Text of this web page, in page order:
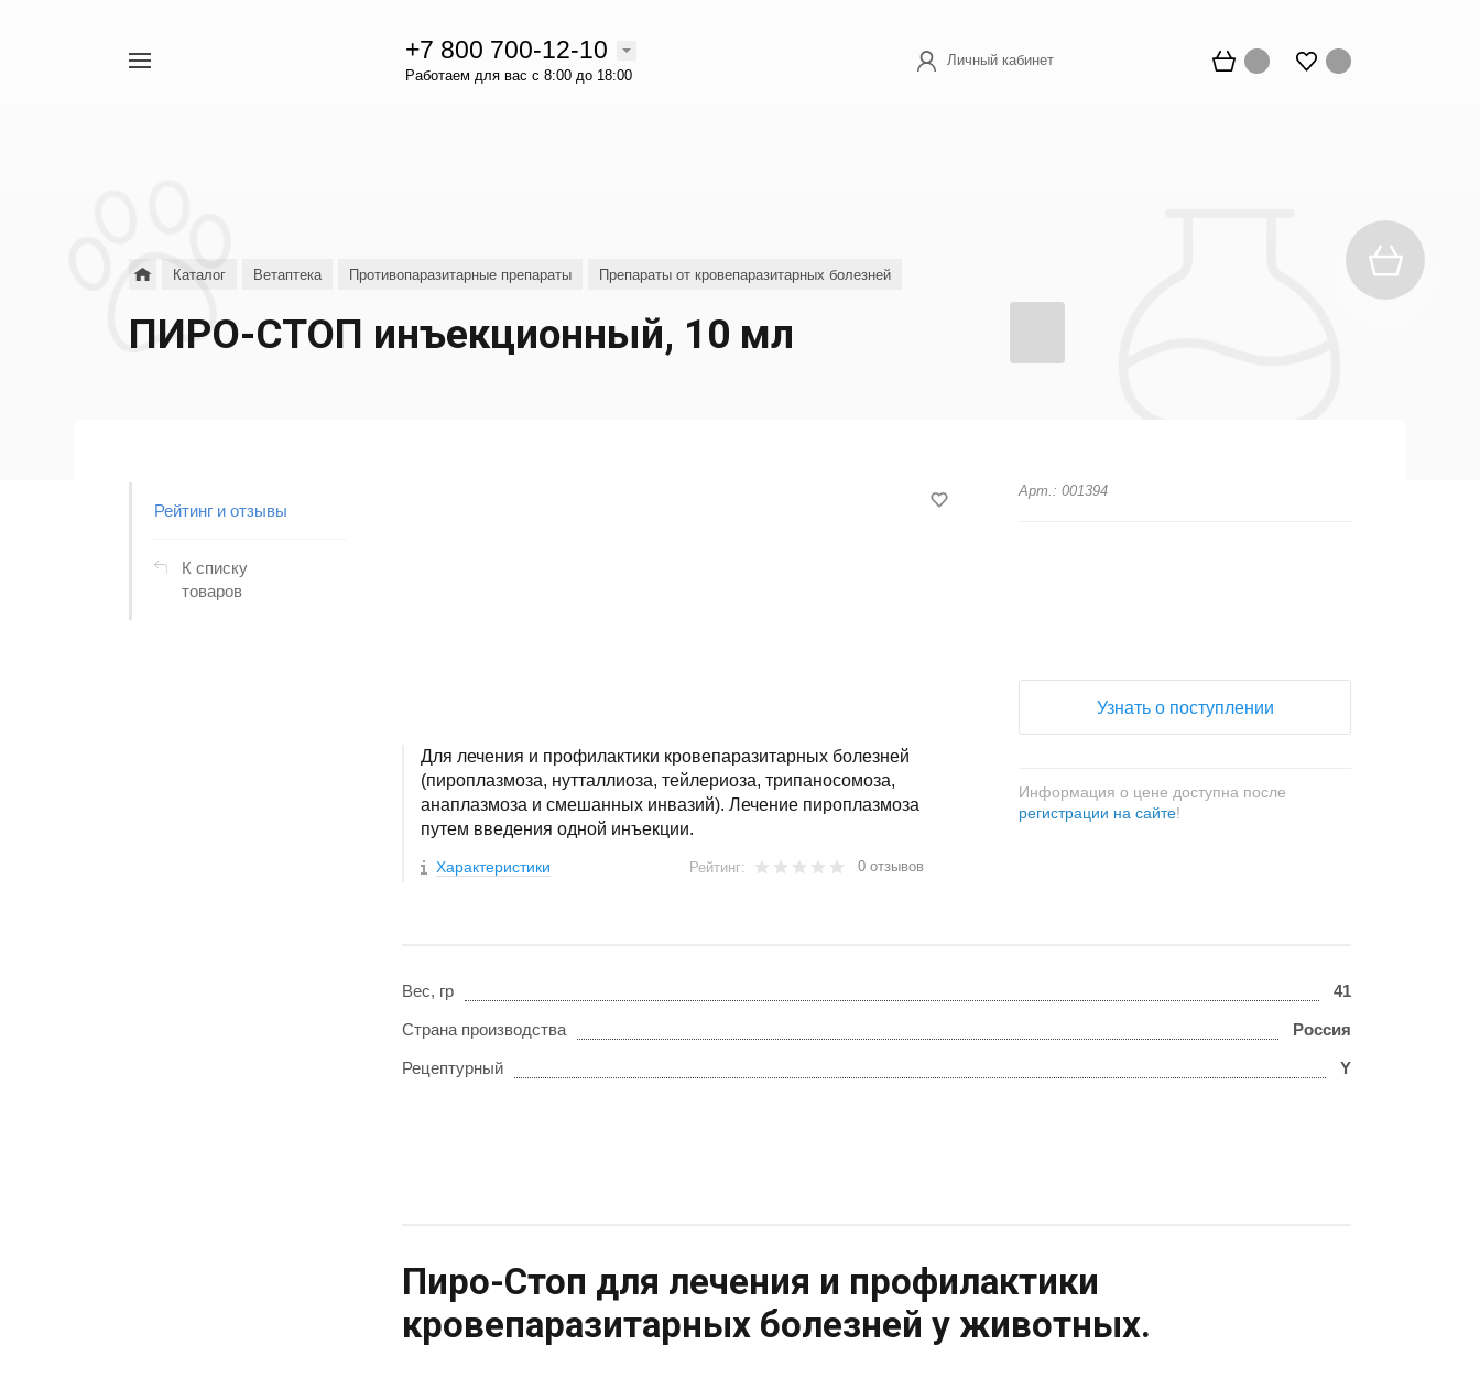
+7 800 700-12-10
Работаем для вас с 8:00 до 18:00
Личный кабинет
Каталог Ветаптека Противопаразитарные препараты Препараты от кровепаразитарных болезней
ПИРО-СТОП инъекционный, 10 мл
Рейтинг и отзывы
К списку
товаров
Для лечения и профилактики кровепаразитарных болезней
(пироплазмоза, нутталлиоза, тейлериоза, трипаносомоза,
анаплазмоза и смешанных инвазий). Лечение пироплазмоза
путем введения одной инъекции.
Характеристики Рейтинг: 0 отзывов
Арт.: 001394
Узнать о поступлении
Информация о цене доступна после
регистрации на сайте!
Вес, гр 41
Страна производства Россия
Рецептурный Y
Пиро-Стоп для лечения и профилактики
кровепаразитарных болезней у животных.